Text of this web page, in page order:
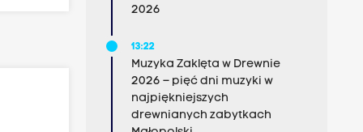
2026
13:22
Muzyka Zaklęta w Drewnie
2026 – pięć dni muzyki w
najpiękniejszych
drewnianych zabytkach